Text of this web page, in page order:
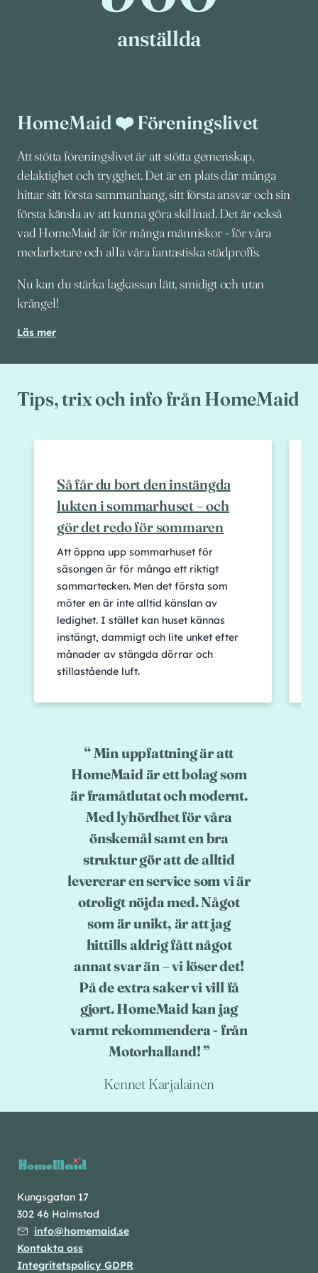
anställda
HomeMaid ❤️ Föreningslivet
Att stötta föreningslivet är att stötta gemenskap,
delaktighet och trygghet. Det är en plats där många
hittar sitt första sammanhang, sitt första ansvar och sin
första känsla av att kunna göra skillnad. Det är också
vad HomeMaid är för många människor - för våra
medarbetare och alla våra fantastiska städproffs.
Nu kan du stärka lagkassan lätt, smidigt och utan
krångel!
Läs mer
Tips, trix och info från HomeMaid
Så får du bort den instängda
lukten i sommarhuset – och
gör det redo för sommaren
Att öppna upp sommarhuset för
säsongen är för många ett riktigt
sommartecken. Men det första som
möter en är inte alltid känslan av
ledighet. I stället kan huset kännas
instängt, dammigt och lite unket efter
månader av stängda dörrar och
stillastående luft.
Min uppfattning är att
HomeMaid är ett bolag som
är framåtlutat och modernt.
Med lyhördhet för våra
önskemål samt en bra
struktur gör att de alltid
levererar en service som vi är
otroligt nöjda med. Något
som är unikt, är att jag
hittills aldrig fått något
annat svar än – vi löser det!
På de extra saker vi vill få
gjort. HomeMaid kan jag
varmt rekommendera - från
Motorhalland!
Kennet Karjalainen
Kungsgatan 17
302 46 Halmstad
info@homemaid.se
Kontakta oss
Integritetspolicy GDPR